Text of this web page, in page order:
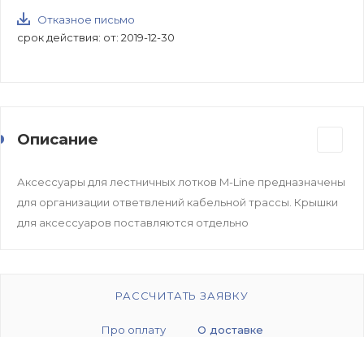
Отказное письмо
срок действия: от: 2019-12-30
Описание
Аксессуары для лестничных лотков M-Line предназначены
для организации ответвлений кабельной трассы. Крышки
для аксессуаров поставляются отдельно
РАССЧИТАТЬ ЗАЯВКУ
Про оплату О доставке